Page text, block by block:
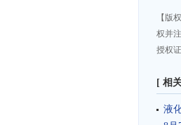
【版
权并
授权
[ 相
液